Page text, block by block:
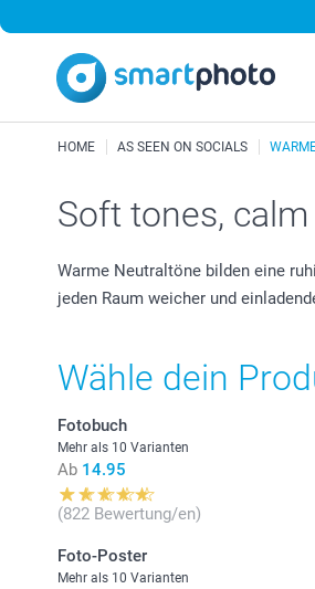
HOME AS SEEN ON SOCIALS
Soft tones,
Warme Neutraltöne bilden eine
jeden Raum weicher und
Wähle dein
Fotobuch
Mehr als 10 Varianten
Ab 14.95
(822 Bewertung/en)
Foto-Poster
Mehr als 10 Varianten